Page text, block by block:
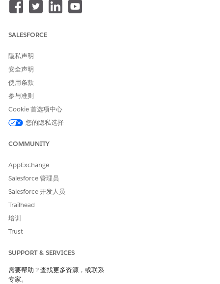
请与我们共享您的想法，以便我们进行改进！
SALESFORCE
隐私声明
安全声明
使用条款
参与准则
Cookie 首选项中心
您的隐私选择
COMMUNITY
AppExchange
Salesforce 管理员
Salesforce 开发人员
Trailhead
培训
Trust
SUPPORT & SERVICES
需要帮助？查找更多资源，或联系
专家。